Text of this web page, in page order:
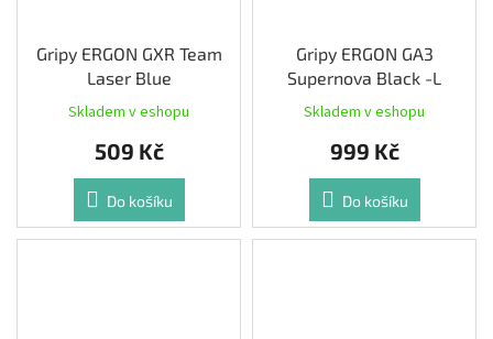
Gripy ERGON GXR Team
Laser Blue
Skladem v eshopu
509 Kč
Do košíku
Gripy ERGON GA3
Supernova Black -L
Skladem v eshopu
999 Kč
Do košíku